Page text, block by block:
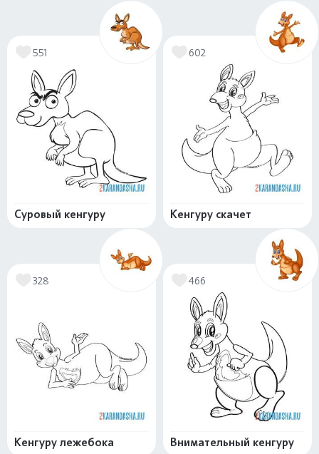
551
Суровый кенгуру
602
Кенгуру скачет
328
Кенгуру лежебока
466
Внимательный кенгуру